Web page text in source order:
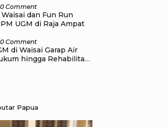
0 Comment
dan Fun Run
UGM di Raja Ampat
0 Comment
di Waisai Garap Air
hingga Rehabilitasi
Papua